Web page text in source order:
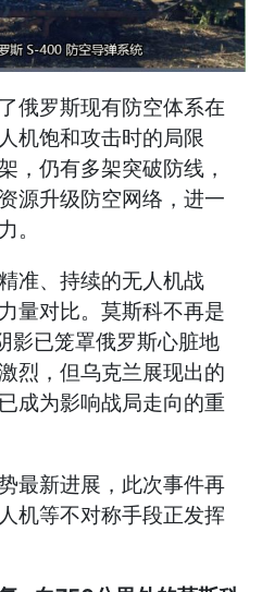
俄罗斯现有防空体系在
机饱和攻击时的局限
，仍有多架突破防线，
源升级防空网络，进一
。
准、持续的无人机战
量对比。莫斯科不再是
影已笼罩俄罗斯心脏地
烈，但乌克兰展现出的
成为影响战局走向的重
最新进展，此次事件再
机等不对称手段正发挥